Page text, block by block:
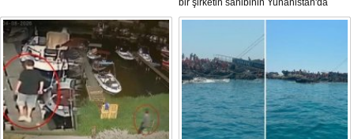
bir şirketin sahibinin Yunanistan'da
tutuklandığı bildirildi.